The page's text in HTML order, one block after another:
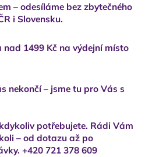
– odesíláme bez zbytečného
i Slovensku.
1499 Kč na výdejní místo
nekončí – jsme tu pro Vás s
potřebujete. Rádi Vám
– od dotazu až po
+420 721 378 609